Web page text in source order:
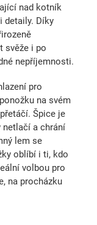
nad kotník
detaily. Díky
svěže i po
nepříjemnosti.
pro
na svém
Špice je
netlačí a chrání
lem se
oblíbí i ti, kdo
volbou pro
na procházku